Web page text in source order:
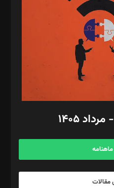
لطفی زاده
ثابت
ماهنامه
مقالات